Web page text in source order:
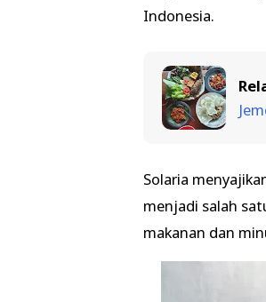
Indonesia.
Solaria
menjadi salah
makanan dan